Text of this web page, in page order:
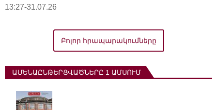
13:27-31.07.26
Բոլոր հրապարակումները
ԱՄԵՆԱԸՆԹԵՐՑՎԱԾՆԵՐԸ 1 ԱՄՍՈՒՄ